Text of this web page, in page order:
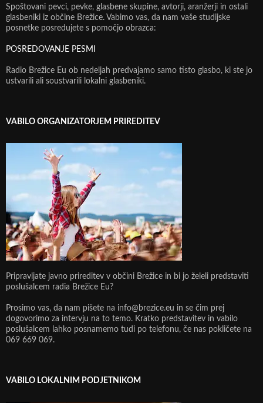
Spoštovani pevci, pevke, glasbene skupine, avtorji, aranžerji in ostali
glasbeniki iz občine Brežice. Vabimo vas, da nam vaše studijske
posnetke posredujete s pomočjo obrazca:
POSREDOVANJE PESMI
Radio Brežice Eu ob nedeljah predvajamo samo tisto glasbo, ki ste jo
ustvarili ali soustvarili lokalni glasbeniki.
VABILO ORGANIZATORJEM PRIREDITEV
Pripravljate javno prireditev v občini Brežice in bi jo želeli predstaviti
poslušalcem radia Brežice Eu?
Prosimo vas, da nam pišete na info@brezice.eu in se čim prej
dogovorimo za intervju na to temo. Kratko predstavitev in vabilo
poslušalcem lahko posnamemo tudi po telefonu, če nas pokličete na
069 669 069.
VABILO LOKALNIM PODJETNIKOM